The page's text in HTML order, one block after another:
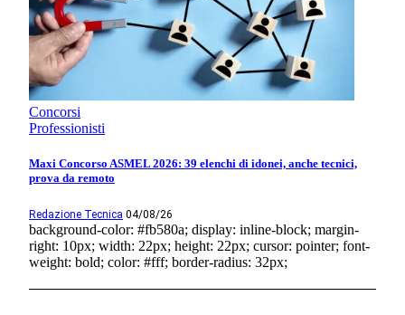
Concorsi
Professionisti
Maxi Concorso ASMEL 2026: 39 elenchi di idonei, anche tecnici,
prova da remoto
Redazione Tecnica 04/08/26
background-color: #fb580a; display: inline-block; margin-
right: 10px; width: 22px; height: 22px; cursor: pointer; font-
weight: bold; color: #fff; border-radius: 32px;